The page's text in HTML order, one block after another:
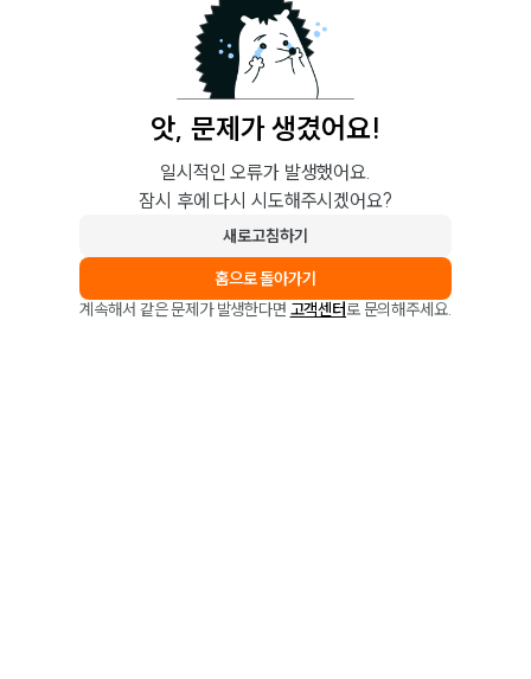
앗, 문제가 생겼어요!
일시적인 오류가 발생했어요.
잠시 후에 다시 시도해주시겠어요?
새로고침하기
홈으로 돌아가기
계속해서 같은 문제가 발생한다면 고객센터로 문의해주세요.